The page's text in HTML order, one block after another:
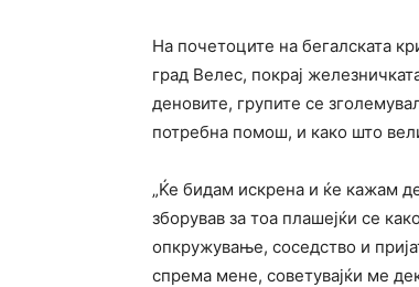
На почетоците на бегалската
град Велес, покрај
деновите, групите се
потребна помош, и како што
„Ќе бидам искрена и ќе кажам
зборував за тоа плашејќи се
опкружување, соседство и
спрема мене, советувајќи ме